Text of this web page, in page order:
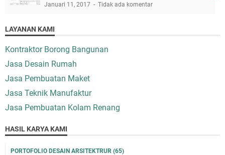
Januari 11, 2017 Tidak ada komentar
LAYANAN KAMI
Kontraktor Borong Bangunan
Jasa Desain Rumah
Jasa Pembuatan Maket
Jasa Teknik Manufaktur
Jasa Pembuatan Kolam Renang
HASIL KARYA KAMI
PORTOFOLIO DESAIN ARSITEKTRUR (65)